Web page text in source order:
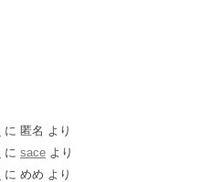
に 匿名 より
に sace より
に めめ より